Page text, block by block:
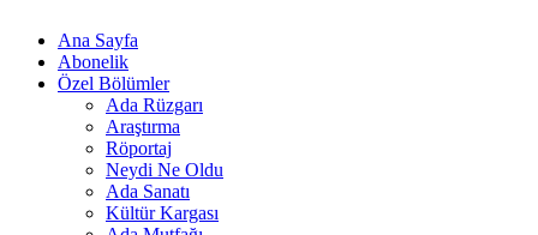
Ana Sayfa
Abonelik
Özel Bölümler
Ada Rüzgarı
Araştırma
Röportaj
Neydi Ne Oldu
Ada Sanatı
Kültür Kargası